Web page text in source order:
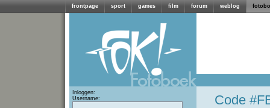
frontpage sport games film forum weblog
Inloggen:
Username:
Code